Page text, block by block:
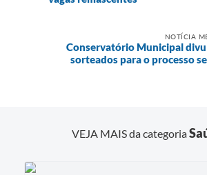
NOTÍCIA
Conservatório Municipal
sorteados para o processo
VEJA MAIS da categoria